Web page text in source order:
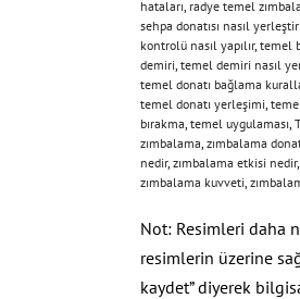
hataları, radye temel
sehpa donatısı nasıl
kontrolü nasıl yapılır, temel
demiri, temel demiri nasıl
temel donatı bağlama
temel donatı yerleşimi,
bırakma, temel uygulaması,
zımbalama, zımbalama
nedir, zımbalama etkisi nedir,
zımbalama kuvveti,
Not: Resimleri daha
resimlerin üzerine
kaydet” diyerek